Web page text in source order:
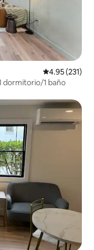
Calificación
4.95 (231)
dormitorio/1 baño